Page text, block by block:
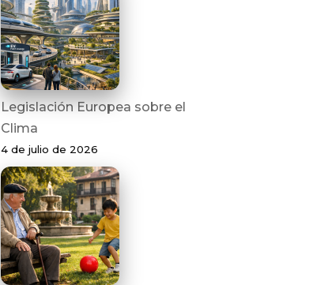
Legislación Europea sobre el
Clima
4 de julio de 2026